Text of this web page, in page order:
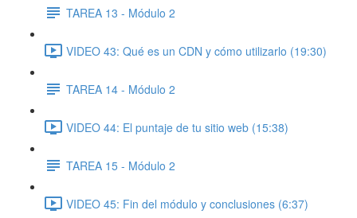
TAREA 13 - Módulo 2
VIDEO 43: Qué es un CDN y cómo utilizarlo (19:30)
TAREA 14 - Módulo 2
VIDEO 44: El puntaje de tu sitio web (15:38)
TAREA 15 - Módulo 2
VIDEO 45: Fin del módulo y conclusiones (6:37)